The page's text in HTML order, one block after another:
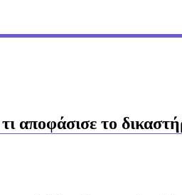
αποφάσισε το